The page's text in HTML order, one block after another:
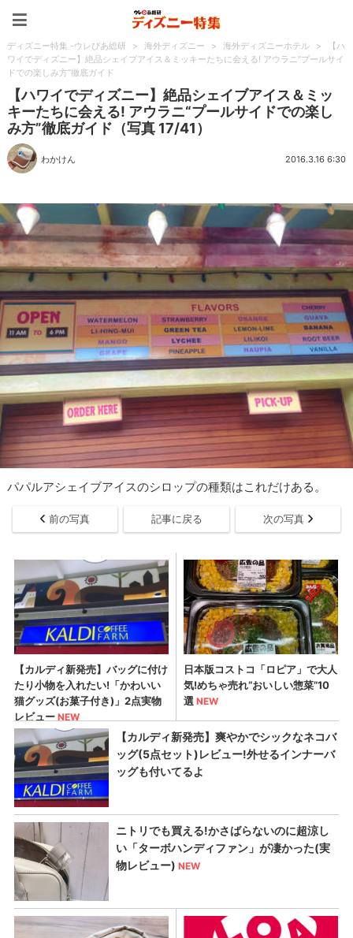
ディズニー特集 -ウレぴあ総研 > 海外ディズニー > 海外ディズニーホテル >
【ハ
ワイでディズニー】絶品シェイブアイス＆ミッキーたちに会える! アウラニ“プールサイ
ドでの楽しみ方”徹底ガイド
【ハワイでディズニー】絶品シェイブアイス＆ミッ
キーたちに会える! アウラニ“プールサイドでの楽し
み方”徹底ガイド（写真 17/41）
わかけん 2016.3.16 6:30
パパルアシェイブアイスのシロップの種類はこれだけある。
前の写真 記事に戻る 次の写真